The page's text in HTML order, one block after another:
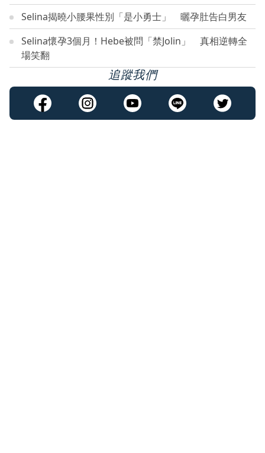
Selina揭曉小腰果性別「是小勇士」 曬孕肚告白男友
Selina懷孕3個月！Hebe被問「禁Jolin」 真相逆轉全
場笑翻
追蹤我們